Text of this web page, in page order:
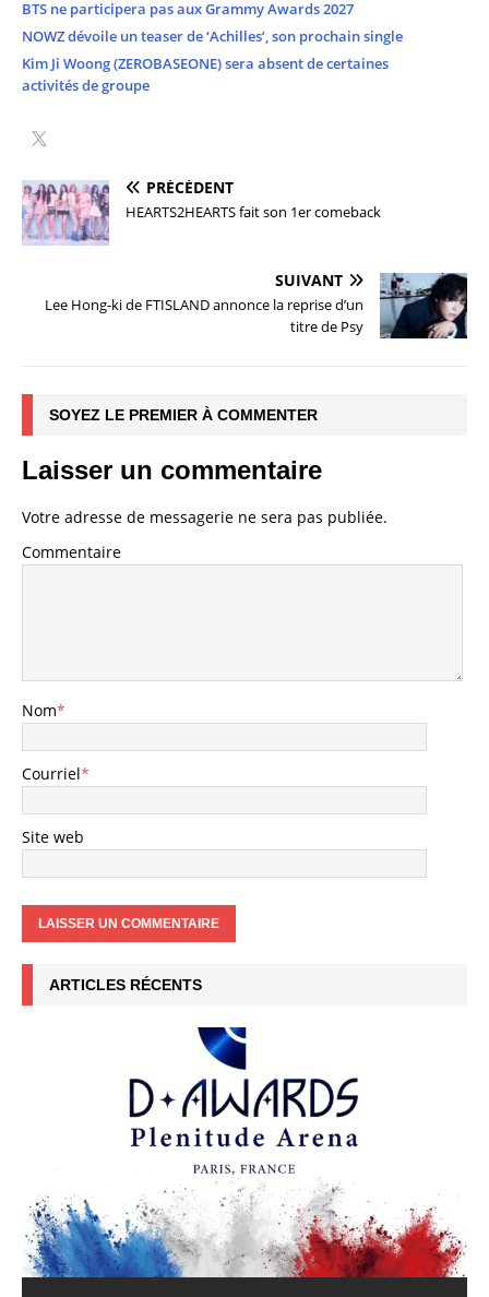
BTS ne participera pas aux Grammy Awards 2027
NOWZ dévoile un teaser de ‘Achilles’, son prochain single
Kim Ji Woong (ZEROBASEONE) sera absent de certaines
activités de groupe
PRÉCÉDENT
HEARTS2HEARTS fait son 1er comeback
SUIVANT
Lee Hong-ki de FTISLAND annonce la reprise d’un
titre de Psy
SOYEZ LE PREMIER À COMMENTER
Laisser un commentaire
Votre adresse de messagerie ne sera pas publiée.
Commentaire
Nom*
Courriel*
Site web
ARTICLES RÉCENTS